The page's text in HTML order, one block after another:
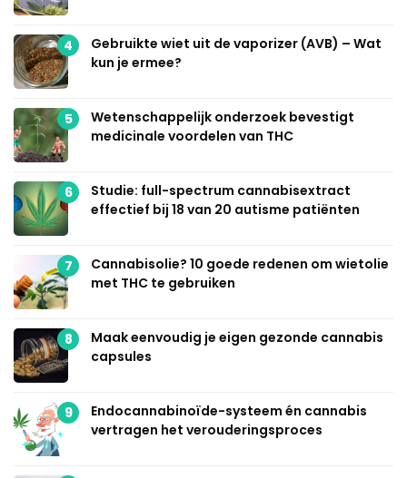
4
Gebruikte wiet uit de vaporizer (AVB) – Wat
kun je ermee?
5
Wetenschappelijk onderzoek bevestigt
medicinale voordelen van THC
6
Studie: full-spectrum cannabisextract
effectief bij 18 van 20 autisme patiënten
7
Cannabisolie? 10 goede redenen om wietolie
met THC te gebruiken
8
Maak eenvoudig je eigen gezonde cannabis
capsules
9
Endocannabinoïde-systeem én cannabis
vertragen het verouderingsproces